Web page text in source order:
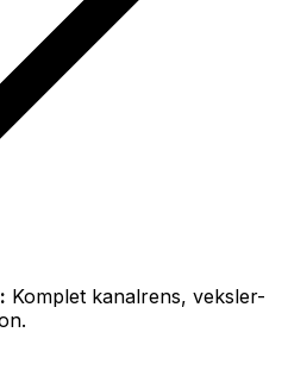
Komplet kanalrens, veksler-